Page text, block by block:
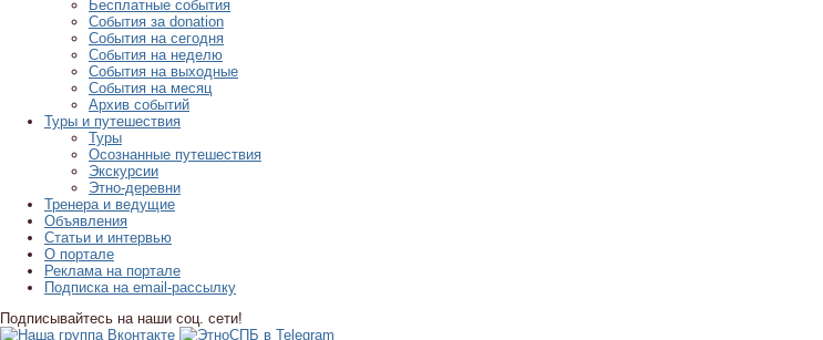
Бесплатные события
События за donation
События на сегодня
События на неделю
События на выходные
События на месяц
Архив событий
Туры и путешествия
Туры
Осознанные путешествия
Экскурсии
Этно-деревни
Тренера и ведущие
Объявления
Статьи и интервью
О портале
Реклама на портале
Подписка на email-рассылку
Подписывайтесь на наши соц. сети!